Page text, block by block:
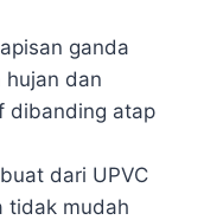
ganda
hujan dan
dibanding atap
dari UPVC
tidak mudah